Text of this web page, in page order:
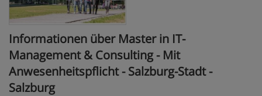
Informationen über Master in IT-
Management & Consulting - Mit
Anwesenheitspflicht - Salzburg-Stadt -
Salzburg